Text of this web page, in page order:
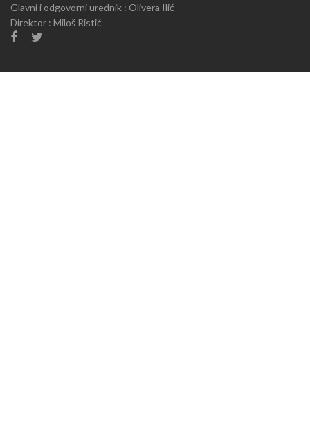
Glavni i odgovorni urednik : Olivera Ilić
Direktor : Miloš Ristić